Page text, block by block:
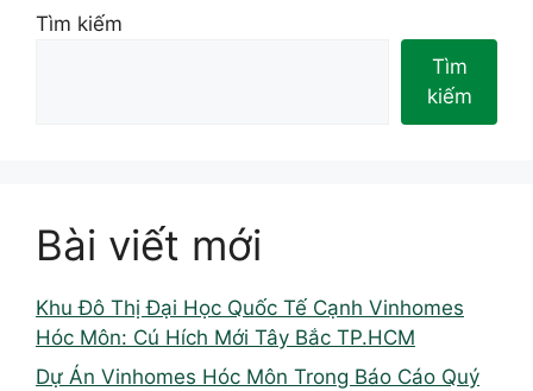
Tìm kiếm
Tìm
kiếm
Bài viết mới
Khu Đô Thị Đại Học Quốc Tế Cạnh Vinhomes
Hóc Môn: Cú Hích Mới Tây Bắc TP.HCM
Dự Án Vinhomes Hóc Môn Trong Báo Cáo Quý